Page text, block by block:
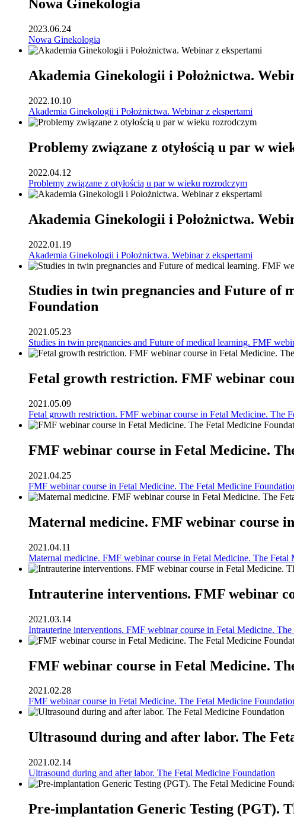
Nowa Ginekologia
2023.06.24
Nowa Ginekologia
Akademia Ginekologii i Położnictwa.
2022.10.10
Akademia Ginekologii i Położnictwa. Webinar z ekspertami
Problemy związane z otyłością u par w
2022.04.12
Problemy związane z otyłością u par w wieku rozrodczym
Akademia Ginekologii i Położnictwa.
2022.01.19
Akademia Ginekologii i Położnictwa. Webinar z ekspertami
Studies in twin pregnancies and Future of
Foundation
2021.05.23
Studies in twin pregnancies and Future of medical learning. FMF
Fetal growth restriction. FMF webinar
2021.05.09
Fetal growth restriction. FMF webinar course in Fetal Medicine. The
FMF webinar course in Fetal Medicine.
2021.04.25
FMF webinar course in Fetal Medicine. The Fetal Medicine
Maternal medicine. FMF webinar course
2021.04.11
Maternal medicine. FMF webinar course in Fetal Medicine. The Fetal
Intrauterine interventions. FMF webinar
2021.03.14
Intrauterine interventions. FMF webinar course in Fetal Medicine.
FMF webinar course in Fetal Medicine.
2021.02.28
FMF webinar course in Fetal Medicine. The Fetal Medicine
Ultrasound during and after labor. The
2021.02.14
Ultrasound during and after labor. The Fetal Medicine Foundation
Pre-implantation Generic Testing (PGT).